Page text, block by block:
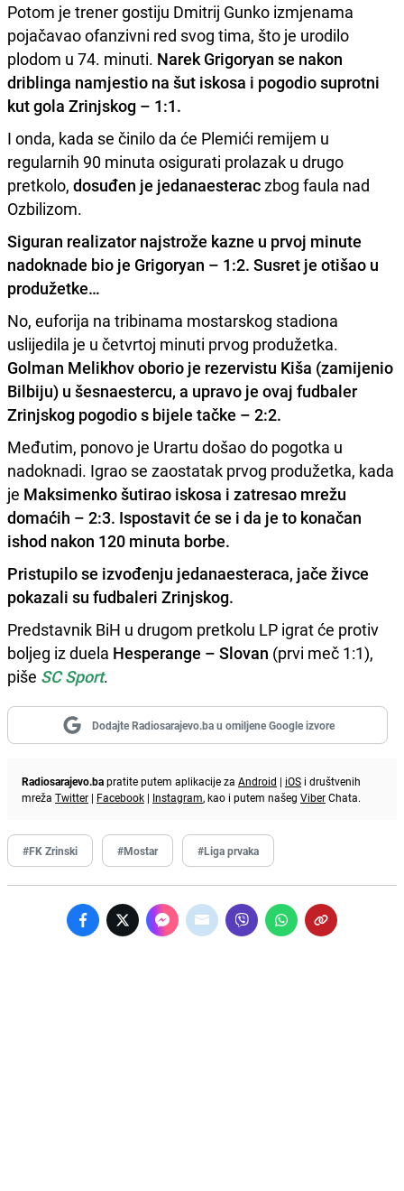
Potom je trener gostiju Dmitrij Gunko izmjenama
pojačavao ofanzivni red svog tima, što je urodilo
plodom u 74. minuti. Narek Grigoryan se nakon
driblinga namjestio na šut iskosa i pogodio suprotni
kut gola Zrinjskog – 1:1.
I onda, kada se činilo da će Plemići remijem u
regularnih 90 minuta osigurati prolazak u drugo
pretkolo, dosuđen je jedanaesteraczbog faula nad
Ozbilizom.
Siguran realizator najstrože kazne u prvoj minute
nadoknade bio je Grigoryan – 1:2. Susret je otišao u
produžetke…
No, euforija na tribinama mostarskog stadiona
uslijedila je u četvrtoj minuti prvog produžetka.
Golman Melikhov oborio je rezervistu Kiša (zamijenio
Bilbiju) u šesnaestercu, a upravo je ovaj fudbaler
Zrinjskog pogodio s bijele tačke – 2:2.
Međutim, ponovo je Urartu došao do pogotka u
nadoknadi. Igrao se zaostatak prvog produžetka, kada
je Maksimenko šutirao iskosa i zatresao mrežu
domaćih – 2:3. Ispostavit će se i da je to konačan
ishod nakon 120 minuta borbe.
Pristupilo se izvođenju jedanaesteraca, jače živce
pokazali su fudbaleri Zrinjskog.
Predstavnik BiH u drugom pretkolu LP igrat će protiv
boljeg iz duela Hesperange – Slovan (prvi meč 1:1),
piše SC Sport.
Dodajte Radiosarajevo.ba u omiljene Google izvore
Radiosarajevo.bapratite putem aplikacije za Android | iOS i društvenih
mreža Twitter | Facebook | Instagram, kao i putem našeg ViberChata.
#FK Zrinski #Mostar #Liga prvaka